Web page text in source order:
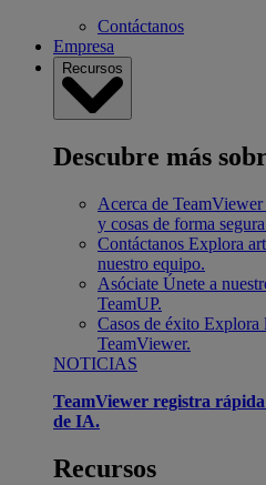
Contáctanos
Empresa
Recursos
Descubre más
Acerca de TeamViewer
y cosas de forma
Contáctanos Explora
nuestro equipo.
Asóciate Únete a
TeamUP.
Casos de éxito Explora
TeamViewer.
NOTICIAS
TeamViewer registra rápida
de IA.
Recursos